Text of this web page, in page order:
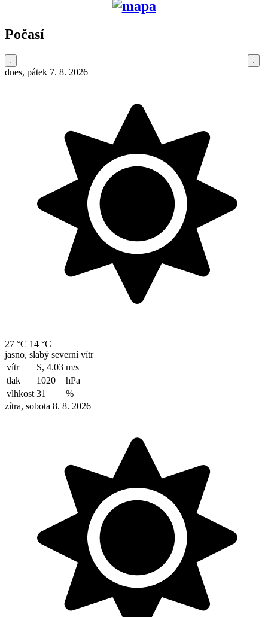
Počasí
dnes, pátek 7. 8. 2026
27 °C 14 °C
jasno, slabý severní vítr
vítr
S, 4.03 m/s
tlak
1020
hPa
vlhkost 31
%
zítra, sobota 8. 8. 2026